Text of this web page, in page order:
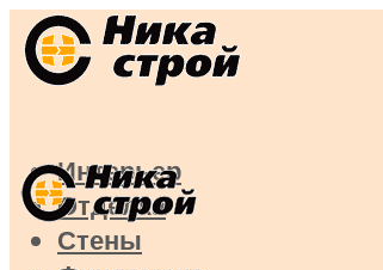
Интерьер
Отделка
Стены